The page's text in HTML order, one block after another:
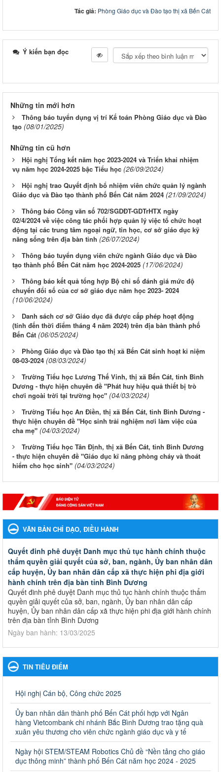
Tác giả: Phòng Giáo dục và Đào tạo thị xã Bến Cát
Ý kiến bạn đọc
Những tin mới hơn
Thông báo tuyển dụng vị trí Kế toán Phòng Giáo dục và Đào
tạo (08/01/2025)
Những tin cũ hơn
Hội nghị Tổng kết năm học 2023-2024 và Triển khai nhiệm
vụ năm học 2024-2025 bậc Tiểu học (26/09/2024)
Hội nghị trao Quyết định bổ nhiệm viên chức quản lý ngành
Giáo dục và Đào tạo thành phố Bến Cát năm 2024 (21/09/2024)
Thông báo Công văn số 702/SGDĐT-GDTrHTX ngày
02/4/2024 về việc công tác phối hợp quản lý việc tổ chức hoạt
động tại các trung tâm ngoại ngữ, tin học, cơ sở giáo dục kỹ
năng sống trên địa bàn tỉnh (26/07/2024)
Thông báo tuyển dụng viên chức ngành Giáo dục và Đào
tạo thành phố Bến Cát năm học 2024-2025 (17/06/2024)
Thông báo kết quả tổng hợp Bộ chỉ số đánh giá mức độ
chuyển đổi số của cơ sở giáo dục năm học 2023- 2024
(10/06/2024)
Danh sách cơ sở Giáo dục đã được cấp phép hoạt động
(tính đến thời điểm tháng 4 năm 2024) trên địa bàn thành phố
Bến Cát (06/05/2024)
Phòng Giáo dục và Đào tạo thị xã Bến Cát sinh hoạt kỉ niệm
08-03-2024 (08/03/2024)
Trường Tiểu học Lương Thế Vinh, thị xã Bến Cát, tỉnh Bình
Dương - thực hiện chuyên đề "Phát huy hiệu quả thiết bị trò
chơi ngoài trời tại trường học" (04/03/2024)
Trường Tiểu học An Điền, thị xã Bến Cát, tỉnh Bình Dương -
thực hiện chuyên đề "Học sinh trải nghiệm nơi làm việc của
cha mẹ" (04/03/2024)
Trường Tiểu học Tân Định, thị xã Bến Cát, tỉnh Bình Dương
- thực hiện chuyên đề "Giáo dục kĩ năng phòng cháy và thoát
hiểm cho học sinh" (04/03/2024)
VĂN BẢN CHỈ ĐẠO, ĐIỀU HÀNH
Quyết đinh phê duyệt Danh mục thủ tục hành chính thuộc
thẩm quyền giải quyết của sở, ban, ngành, Ủy ban nhân dân
cấp huyện, Ủy ban nhân dân cấp xã thực hiện phi địa giới
hành chính trên địa bàn tỉnh Bình Dương
Quyết đinh phê duyệt Danh mục thủ tục hành chính thuộc thẩm
quyền giải quyết của sở, ban, ngành, Ủy ban nhân dân cấp
huyện, Ủy ban nhân dân cấp xã thực hiện phi địa giới hành chính
trên địa bàn tỉnh Bình Dương
Ngày ban hành: 13/03/2025
Kế hoạch Phổ biến, giáo dục pháp luật năm 2025 của ngành
Giáo dục và Đào tạo thành phố Bến Cát
Kế hoạch Phổ biến, giáo dục pháp luật năm 2025 của ngành
Ngày ban hành: 28/02/2025
Quyết định công bố thủ tục hành chính bị bãi bỏ trong lĩnh
vực giáo dục đào tạo thuộc hệ giáo dục quốc dân và cơ sở
giáo dục khác thuộc thẩm quyền giải quyết của Sở Giáo dục
và Đào tạo, Ủy ban nhân dân cấp huyện
Quyết định công bố thủ tục hành chính bị bãi bỏ trong lĩnh vực
giáo dục đào tạo thuộc hệ giáo dục quốc dân và cơ sở giáo dục
TIN TIÊU ĐIỂM
Hội nghị Cán bộ, Công chức 2025
Ủy ban nhân dân thành phố Bến Cát phối hợp với Ngân
hàng Vietcombank chi nhánh Bắc Bình Dương trao tặng quà
xuân yêu thương cho viên chức ngành giáo dục và y tế
Ngày hội STEM/STEAM Robotics Chủ đề “Nền tảng cho giáo
dục thông minh” thành phố Bến Cát năm học 2024 - 2025